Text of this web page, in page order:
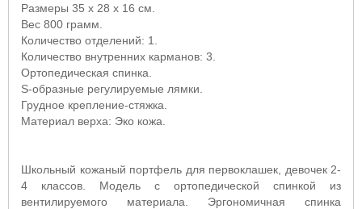
Размеры 35 х 28 х 16 см.
Вес 800 грамм.
Количество отделений: 1.
Количество внутренних карманов: 3.
Ортопедическая спинка.
S-образные регулируемые лямки.
Грудное крепление-стяжка.
Материал верха: Эко кожа.
Школьный кожаный портфель для первоклашек, девочек 2-
4 классов. Модель с ортопедической спинкой из
вентилируемого материала. Эргономичная спинка